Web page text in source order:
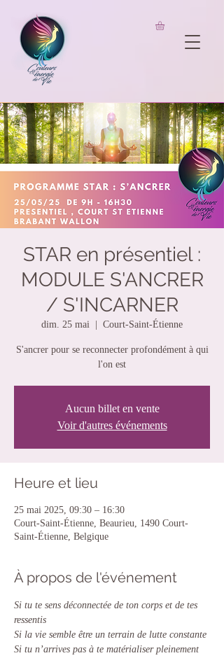
STAR en présentiel :
MODULE S'ANCRER
/ S'INCARNER
dim. 25 mai Court-Saint-Étienne
S'ancrer pour se reconnecter profondément à qui
l'on est
Aucun billet en vente
Voir d'autres événements
Heure et lieu
25 mai 2025, 09:30 – 16:30
Court-Saint-Étienne, Beaurieu, 1490 Court-
Saint-Étienne, Belgique
À propos de l'événement
Si tu te sens déconnectée de ton corps et de tes
ressentis
Si la vie semble être un terrain de lutte constante
Si tu n’arrives pas à te matérialiser pleinement